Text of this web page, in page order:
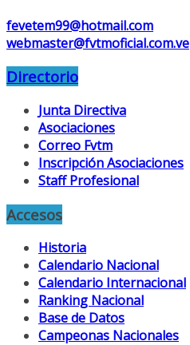
fevetem99@hotmail.com
webmaster@fvtmoficial.com.ve
Directorio
Junta Directiva
Asociaciones
Correo Fvtm
Inscripción Asociaciones
Staff Profesional
Accesos
Historia
Calendario Nacional
Calendario Internacional
Ranking Nacional
Base de Datos
Campeonas Nacionales